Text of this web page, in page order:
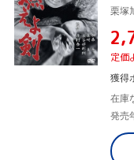
栗塚
定価
獲得
在庫
発売